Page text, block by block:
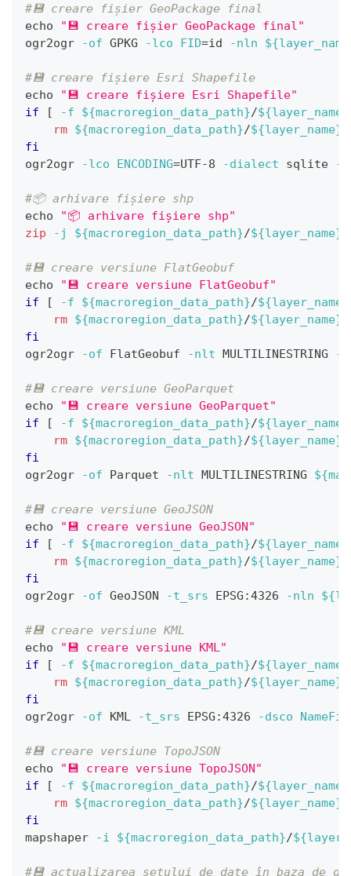
#💾 creare fișier GeoPackage final
echo
"💾 creare fișier GeoPackage final"
ogr2ogr
-of GPKG -lco FID=id -nln
#💾 creare fișiere Esri Shapefile
echo
"💾 creare fișiere Esri Shapefile"
if
[ -f ${macroregion_data_path}/${layer_name}
rm ${macroregion_data_path}/${layer_name}
fi
ogr2ogr
-lco ENCODING=UTF-8 -dialect sqlite -
#📦 arhivare fișiere shp
echo
"📦 arhivare fișiere shp"
zip
-j ${macroregion_data_path}/${layer_name}
#💾 creare versiune FlatGeobuf
echo
"💾 creare versiune FlatGeobuf"
if
[ -f ${macroregion_data_path}/${layer_name}
rm ${macroregion_data_path}/${layer_name}
fi
ogr2ogr
-of FlatGeobuf -nlt MULTILINESTRING -
#💾 creare versiune GeoParquet
echo
"💾 creare versiune GeoParquet"
if
[ -f ${macroregion_data_path}/${layer_name}
rm ${macroregion_data_path}/${layer_name}
fi
ogr2ogr
-of Parquet -nlt MULTILINESTRING
#💾 creare versiune GeoJSON
echo
"💾 creare versiune GeoJSON"
if
[ -f ${macroregion_data_path}/${layer_name}
rm ${macroregion_data_path}/${layer_name}
fi
ogr2ogr
-of GeoJSON -t_srs EPSG:4326 -nln
#💾 creare versiune KML
echo
"💾 creare versiune KML"
if
[ -f ${macroregion_data_path}/${layer_name}
rm ${macroregion_data_path}/${layer_name}
fi
ogr2ogr
-of KML -t_srs EPSG:4326 -dsco
#💾 creare versiune TopoJSON
echo
"💾 creare versiune TopoJSON"
if
[ -f ${macroregion_data_path}/${layer_name}
rm ${macroregion_data_path}/${layer_name}
fi
mapshaper
-i ${macroregion_data_path}/
#💾 actualizarea setului de date în baza de